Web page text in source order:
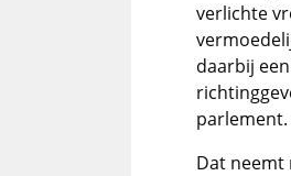
verlichte
daarbij
parlement.
Dat neemt